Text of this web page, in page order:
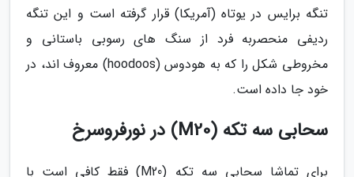
تنگه برایس در یوتاه (آمریکا) قرار گرفته است و این تنگه
ردیفی منحصربه فرد از سنگ های رسوبی باستانی و
مخروطی شکل را که به هودوس (hoodoos) معروف اند، در
خود جا داده است.
سحابی سه تکه (M20) در نورفروسرخ
برای تماشا سحابی سه تکه (M20) فقط کافی است با